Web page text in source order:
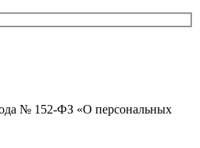
№ 152-ФЗ «О персональных